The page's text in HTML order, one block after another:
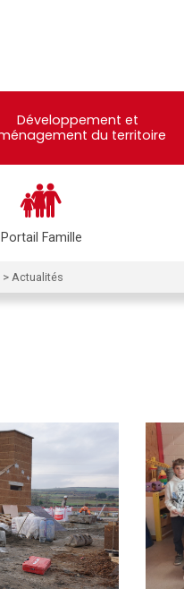
Développement et
du territoire
Portail Famille
> Actualités